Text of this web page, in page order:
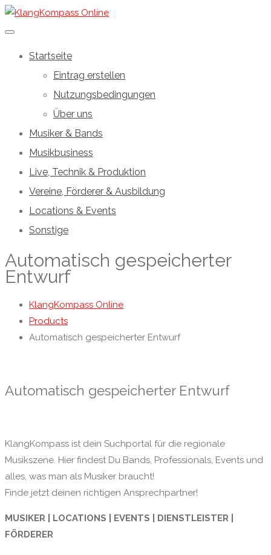
Startseite
Eintrag erstellen
Nutzungsbedingungen
Über uns
Musiker & Bands
Musikbusiness
Live, Technik & Produktion
Vereine, Förderer & Ausbildung
Locations & Events
Sonstige
Automatisch gespeicherter
Entwurf
KlangKompass Online
Products
Automatisch gespeicherter Entwurf
Automatisch gespeicherter Entwurf
KlangKompass ist dein Suchportal für die regionale
Musikszene. Hier findest Du Bands, Professionals, Events und
alles, was man als Musiker braucht!
Finde jetzt deinen richtigen Ansprechpartner!
MUSIKER | LOCATIONS | EVENTS | DIENSTLEISTER |
FÖRDERER